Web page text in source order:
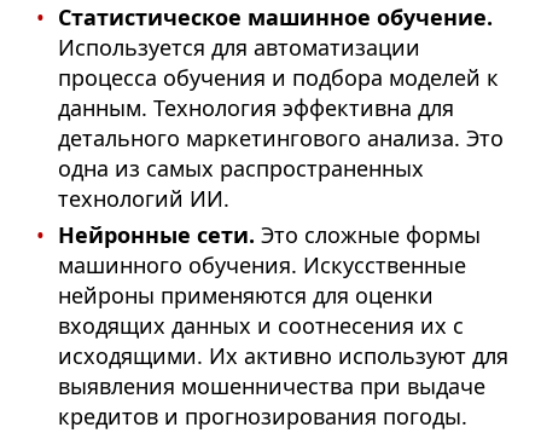
Статистическое машинное обучение.
Используется для автоматизации
процесса обучения и подбора моделей к
данным. Технология эффективна для
детального маркетингового анализа. Это
одна из самых распространенных
технологий ИИ.
Нейронные сети. Это сложные формы
машинного обучения. Искусственные
нейроны применяются для оценки
входящих данных и соотнесения их с
исходящими. Их активно используют для
выявления мошенничества при выдаче
кредитов и прогнозирования погоды.